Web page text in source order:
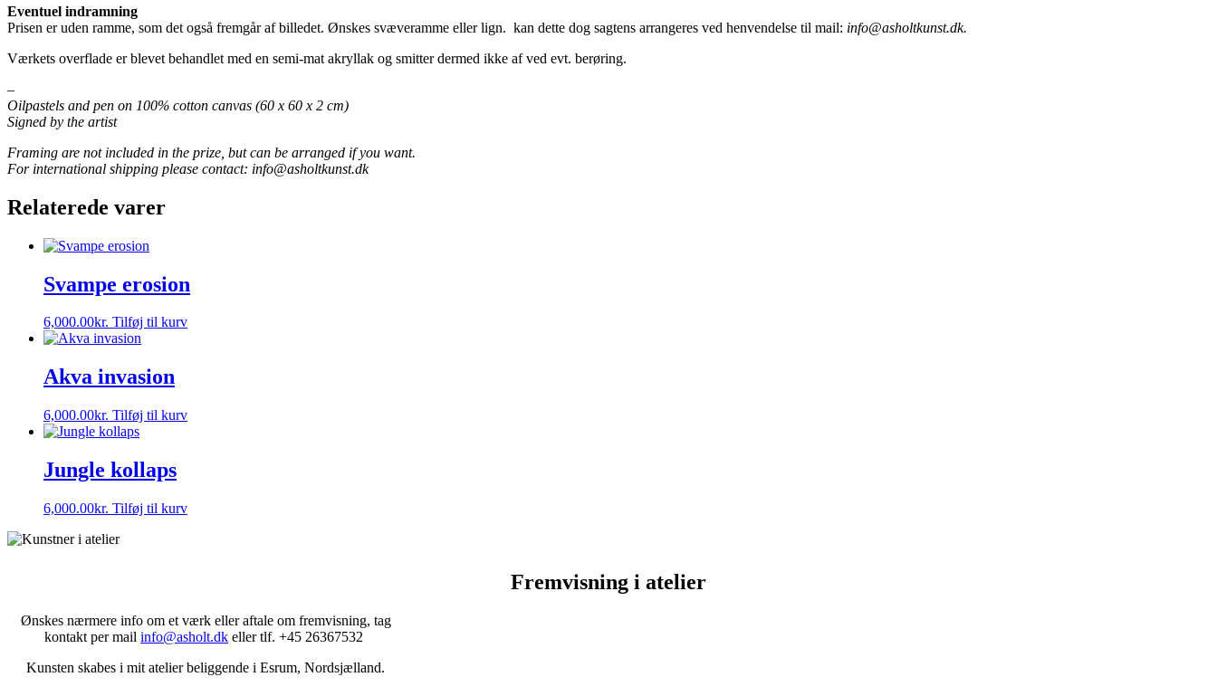
Eventuel indramning
Prisen er uden ramme, som det også fremgår af billedet. Ønskes svæveramme eller lign. kan dette dog sagtens arrangeres ved henvendelse til mail: info@asholtkunst.dk.
Værkets overflade er blevet behandlet med en semi-mat akryllak og smitter dermed ikke af ved evt. berøring.
–
Oilpastels and pen on 100% cotton canvas (60 x 60 x 2 cm)
Signed by the artist
Framing are not included in the prize, but can be arranged if you want.
For international shipping please contact: info@asholtkunst.dk
Relaterede varer
Svampe erosion
6,000.00kr. Tilføj til kurv
Akva invasion
6,000.00kr. Tilføj til kurv
Jungle kollaps
6,000.00kr. Tilføj til kurv
Fremvisning i atelier
Ønskes nærmere info om et værk eller aftale om fremvisning, tag
kontakt per mailinfo@asholt.dk eller tlf. +45 26367532
Kunsten skabes i mit atelier beliggende i Esrum, Nordsjælland.